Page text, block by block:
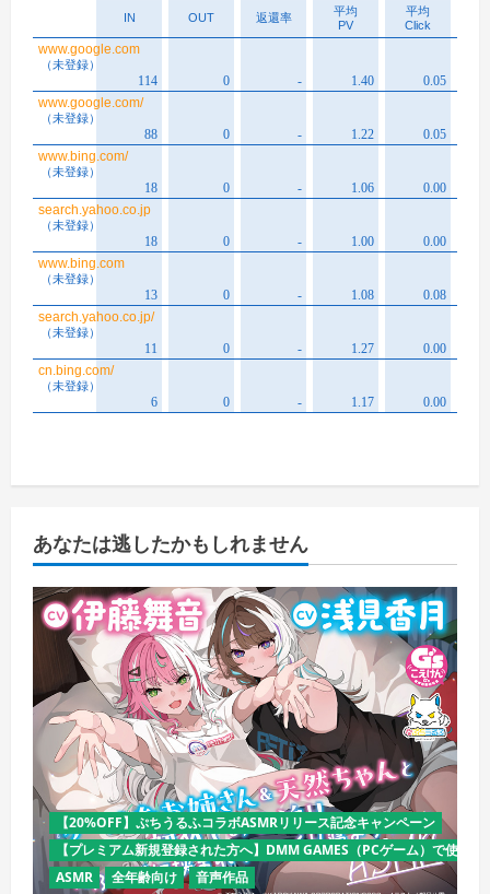
あなたは逃したかもしれません
【20%OFF】ぷちうるふコラボASMRリリース記念キャンペーン
【プレミアム新規登録された方へ】DMM GAMES（PCゲーム）で使え
ASMR
全年齢向け 音声作品